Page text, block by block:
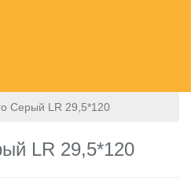
Серый LR 29,5*120
LR 29,5*120